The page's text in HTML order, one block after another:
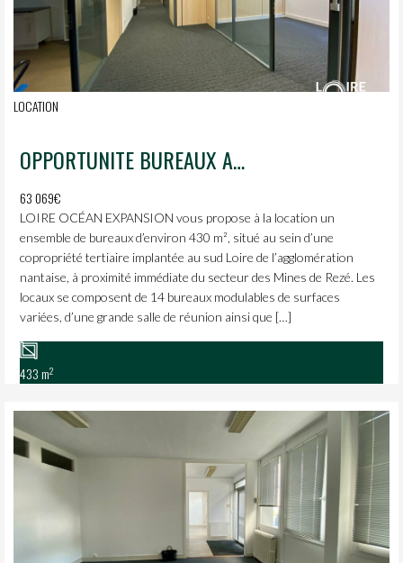
LOCATION
OPPORTUNITE BUREAUX A LOUER
63 069€
LOIRE OCÉAN EXPANSION vous propose à la location un
ensemble de bureaux d’environ 430 m², situé au sein d’une
copropriété tertiaire implantée au sud Loire de l’agglomération
nantaise, à proximité immédiate du secteur des Mines de Rezé. Les
locaux se composent de 14 bureaux modulables de surfaces
variées, d’une grande salle de réunion ainsi que […]
433 m2